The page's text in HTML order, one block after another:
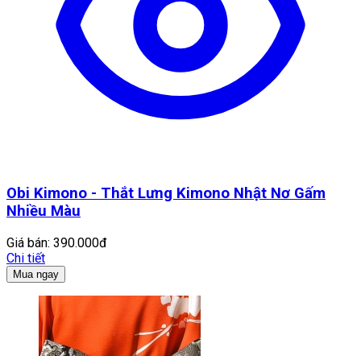
Obi Kimono - Thắt Lưng Kimono Nhật Nơ Gấm
Nhiều Màu
Giá bán: 390.000đ
Chi tiết
Mua ngay